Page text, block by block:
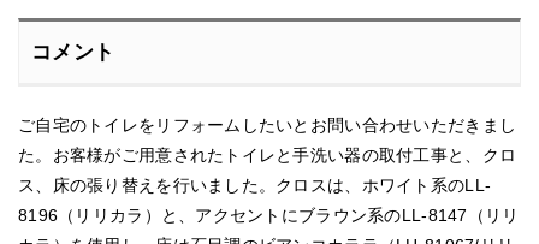
コメント
ご自宅のトイレをリフォームしたいとお問い合わせいただきまし
た。お客様がご用意されたトイレと手洗い器の取付工事と、クロ
ス、床の張り替えを行いました。クロスは、ホワイト系のLL-
8196（リリカラ）と、アクセントにブラウン系のLL-8147（リリ